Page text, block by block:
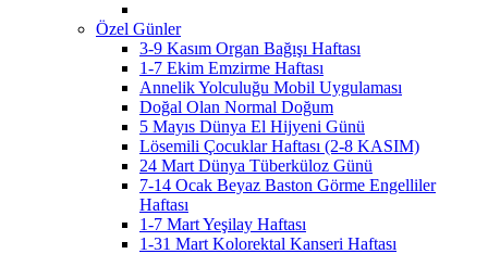
Özel Günler
3-9 Kasım Organ Bağışı Haftası
1-7 Ekim Emzirme Haftası
Annelik Yolculuğu Mobil Uygulaması
Doğal Olan Normal Doğum
5 Mayıs Dünya El Hijyeni Günü
Lösemili Çocuklar Haftası (2-8 KASIM)
24 Mart Dünya Tüberküloz Günü
7-14 Ocak Beyaz Baston Görme Engelliler
Haftası
1-7 Mart Yeşilay Haftası
1-31 Mart Kolorektal Kanseri Haftası